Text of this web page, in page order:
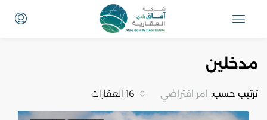
مدخلين
16 العقارات ترتيب حسب: امر افتراضي